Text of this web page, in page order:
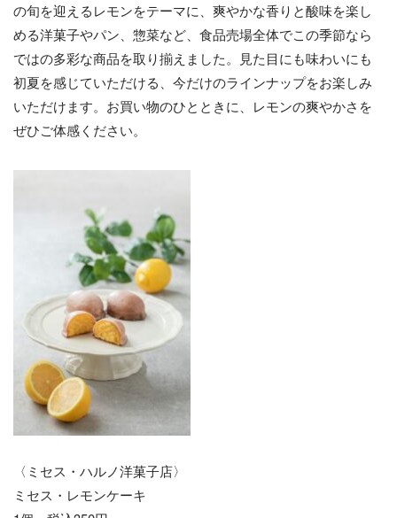
の旬を迎えるレモンをテーマに、爽やかな香りと酸味を楽し
める洋菓子やパン、惣菜など、食品売場全体でこの季節なら
ではの多彩な商品を取り揃えました。見た目にも味わいにも
初夏を感じていただける、今だけのラインナップをお楽しみ
いただけます。お買い物のひとときに、レモンの爽やかさを
ぜひご体感ください。
〈ミセス・ハルノ洋菓子店〉
ミセス・レモンケーキ